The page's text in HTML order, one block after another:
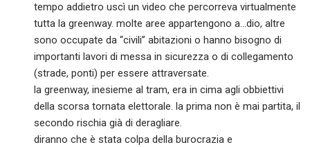
tempo addietro uscì un video che percorreva virtualmente
tutta la greenway. molte aree appartengono a…dio, altre
sono occupate da “civili” abitazioni o hanno bisogno di
importanti lavori di messa in sicurezza o di collegamento
(strade, ponti) per essere attraversate.
la greenway, inesieme al tram, era in cima agli obbiettivi
della scorsa tornata elettorale. la prima non è mai partita, il
secondo rischia già di deragliare.
diranno che è stata colpa della burocrazia e